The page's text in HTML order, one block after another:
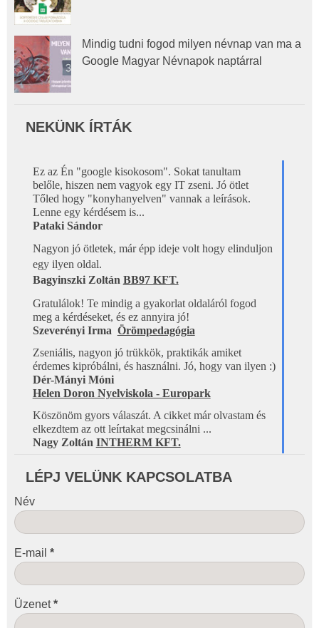
Mindig tudni fogod milyen névnap van ma a
Google Magyar Névnapok naptárral
NEKÜNK ÍRTÁK
Ez az Én "google kisokosom". Sokat tanultam
belőle, hiszen nem vagyok egy IT zseni. Jó ötlet
Tőled hogy "konyhanyelven" vannak a leírások.
Lenne egy kérdésem is...
Pataki Sándor
Nagyon jó ötletek, már épp ideje volt hogy elinduljon
egy ilyen oldal.
Bagyinszki Zoltán BB97 KFT.
Gratulálok! Te mindig a gyakorlat oldaláról fogod
meg a kérdéseket, és ez annyira jó!
Szeverényi Irma Örömpedagógia
Zseniális, nagyon jó trükkök, praktikák amiket
érdemes kipróbálni, és használni. Jó, hogy van ilyen :)
Dér-Mányi Móni
Helen Doron Nyelviskola - Europark
Köszönöm gyors válaszát. A cikket már olvastam és
elkezdtem az ott leírtakat megcsinálni ...
Nagy Zoltán INTHERM KFT.
LÉPJ VELÜNK KAPCSOLATBA
Név
E-mail *
Üzenet*